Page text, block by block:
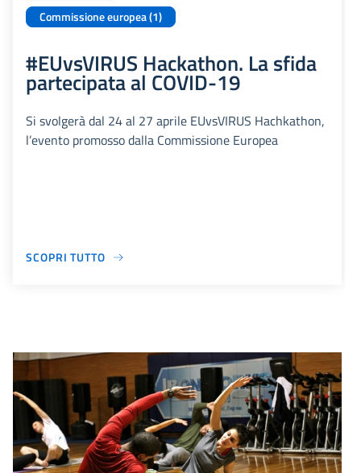
Commissione europea (1)
#EUvsVIRUS Hackathon. La sfida
partecipata al COVID-19
Si svolgerà dal 24 al 27 aprile EUvsVIRUS Hachkathon,
l’evento promosso dalla Commissione Europea
SCOPRI TUTTO